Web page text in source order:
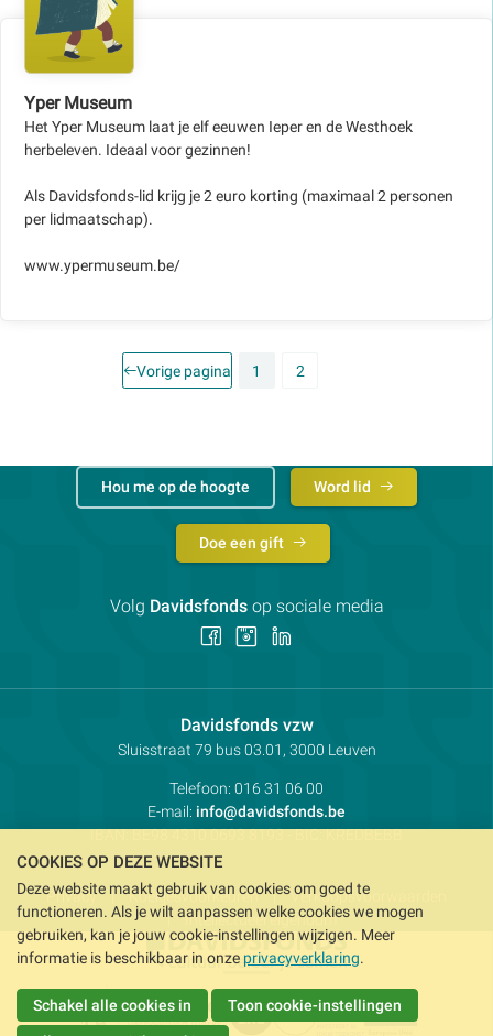
Yper Museum
Het Yper Museum laat je elf eeuwen Ieper en de Westhoek
herbeleven. Ideaal voor gezinnen!
Als Davidsfonds-lid krijg je 2 euro korting (maximaal 2 personen
per lidmaatschap).
www.ypermuseum.be/
Vorige pagina 1 2
Davidsfonds vzwContactpersoon:
Adres:
Sluisstraat 79 bus 03.01, 3000 Leuven
Telefoon: 016 31 06 00
E-mail: info@davidsfonds.be
IBAN:BE98 4310 0693 8193- BIC:KREDBEBB
Privacy Koekjesvoorkeuren
Verkoopsvoorwaarden
Intellectueel eigendom
Hou me op de hoogte Word lid
Doe een gift
Volg Davidsfondsop sociale media
Volg Volg
COOKIES OP DEZE WEBSITE
Deze website maakt gebruik van cookies om goed te
functioneren. Als je wilt aanpassen welke cookies we mogen
gebruiken, kan je jouw cookie-instellingen wijzigen. Meer
informatie is beschikbaar in onzeprivacyverklaring.
Schakel alle cookies in Toon cookie-instellingen